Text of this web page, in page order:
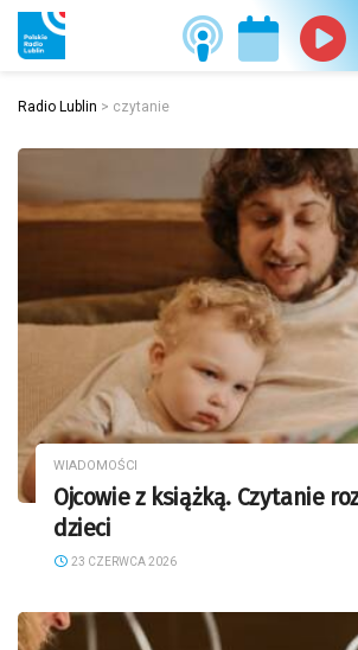
Radio Lublin > czytanie
WIADOMOŚCI
Ojcowie z książką. Czytanie
dzieci
23 CZERWCA 2026